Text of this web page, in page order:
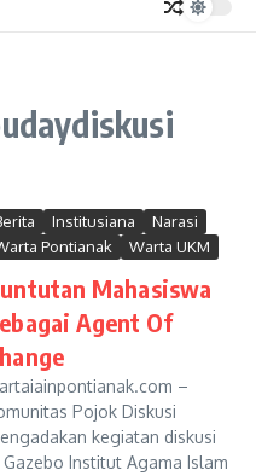
Institusiana
Narasi
Pontianak
Warta UKM
Mahasiswa
Agent Of
–
Pojok Diskusi
kegiatan diskusi
Gazebo Institut Agama Islam